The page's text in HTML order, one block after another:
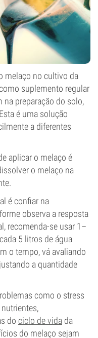
melaço no cultivo da
suplemento regular
na preparação do solo,
é uma solução
a diferentes
aplicar o melaço é
o melaço na
é confiar na
observa a resposta
recomenda-se usar 1–
5 litros de água
o tempo, vá avaliando
a quantidade
como o stress
do ciclo de vida da
do melaço sejam